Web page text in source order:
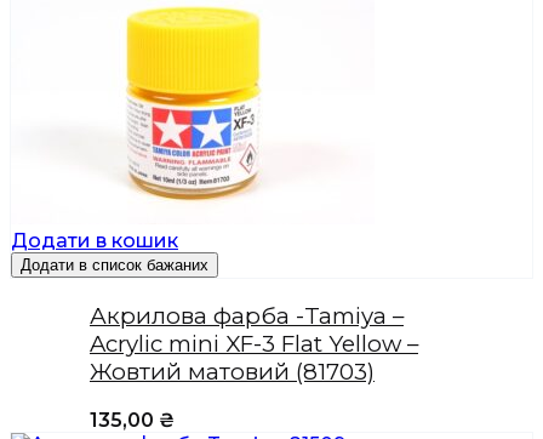
Додати в кошик
Додати в список бажаних
Акрилова фарба -Tamiya –
Acrylic mini XF-3 Flat Yellow –
Жовтий матовий (81703)
135,00 ₴